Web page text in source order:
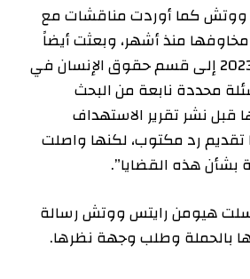
ووتش كما أوردت مناقشات مع
منذ أشهر، وبعثت أيضاً
رسالة في 2 فبراير 2023 إلى قسم حقوق الإنسان في
محددة نابعة من البحث
قبل نشر تقرير الاستهداف
رد مكتوب، لكنها واصلت
بشأن هذه القضايا”.
2024، أرسلت هيومن رايتس ووتش رسالة
بالحملة وطلب وجهة نظرها.